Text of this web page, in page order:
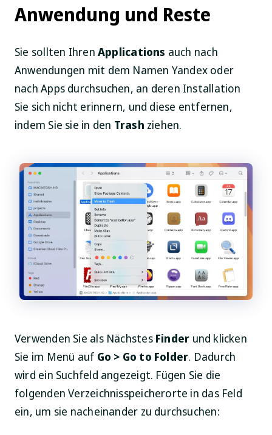
Anwendung und Reste
Sie sollten Ihren Applications auch nach
Anwendungen mit dem Namen Yandex oder
nach Apps durchsuchen, an deren Installation
Sie sich nicht erinnern, und diese entfernen,
indem Sie sie in den Trash ziehen.
Verwenden Sie als Nächstes Finder und klicken
Sie im Menü auf Go > Go to Folder. Dadurch
wird ein Suchfeld angezeigt. Fügen Sie die
folgenden Verzeichnisspeicherorte in das Feld
ein, um sie nacheinander zu durchsuchen: